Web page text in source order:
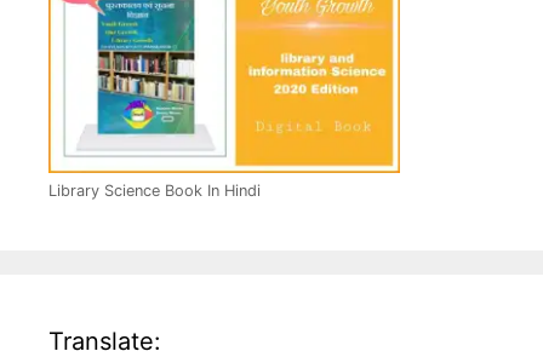
Library Science Book In Hindi
Translate: